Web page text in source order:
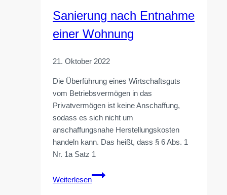
Sanierung nach Entnahme
einer Wohnung
21. Oktober 2022
Die Überführung eines Wirtschaftsguts
vom Betriebsvermögen in das
Privatvermögen ist keine Anschaffung,
sodass es sich nicht um
anschaffungsnahe Herstellungskosten
handeln kann. Das heißt, dass § 6 Abs. 1
Nr. 1a Satz 1
Weiterlesen
Sanierung
nach